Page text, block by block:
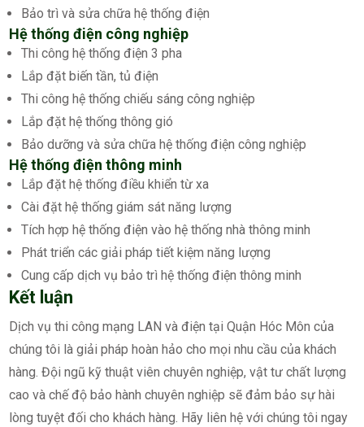
Bảo trì và sửa chữa hệ thống điện
Hệ thống điện công nghiệp
Thi công hệ thống điện 3 pha
Lắp đặt biến tần, tủ điện
Thi công hệ thống chiếu sáng công nghiệp
Lắp đặt hệ thống thông gió
Bảo dưỡng và sửa chữa hệ thống điện công nghiệp
Hệ thống điện thông minh
Lắp đặt hệ thống điều khiển từ xa
Cài đặt hệ thống giám sát năng lượng
Tích hợp hệ thống điện vào hệ thống nhà thông minh
Phát triển các giải pháp tiết kiệm năng lượng
Cung cấp dịch vụ bảo trì hệ thống điện thông minh
Kết luận
Dịch vụ thi công mạng LAN và điện tại Quận Hóc Môn của
chúng tôi là giải pháp hoàn hảo cho mọi nhu cầu của khách
hàng. Đội ngũ kỹ thuật viên chuyên nghiệp, vật tư chất lượng
cao và chế độ bảo hành chuyên nghiệp sẽ đảm bảo sự hài
lòng tuyệt đối cho khách hàng. Hãy liên hệ với chúng tôi ngay